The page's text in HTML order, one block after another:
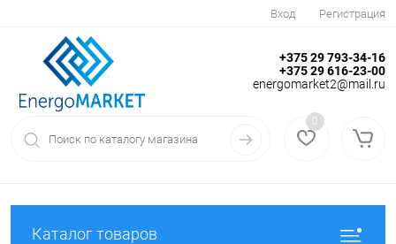
Вход Регистрация
+375 29 793-34-16
+375 29 616-23-00
energomarket2@mail.ru
0
Каталог товаров